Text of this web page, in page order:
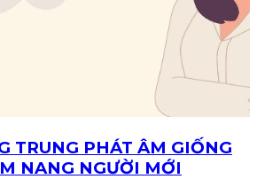
TRUNG PHÁT ÂM GIỐNG
NANG NGƯỜI MỚI